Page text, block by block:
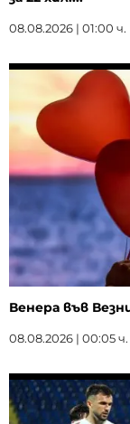
08.08.2026 | 01:00 ч.
Венера във
08.08.2026 | 00:05 ч.